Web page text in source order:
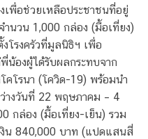
เพื่อช่วยเหลือประชาชนที่อยู่
ำนวน 1,000 กล่อง (มื้อเที่ยง)
โรงครัวที่มูลนิธิฯ เพื่อ
น้องผู้ได้รับผลกระทบจาก
คโรนา (โควิด-19) พร้อมนำ
างวันที่ 22 พฤษภาคม – 4
กล่อง (มื้อเที่ยง-เย็น) รวม
น 840,000 บาท (แปดแสนสี่